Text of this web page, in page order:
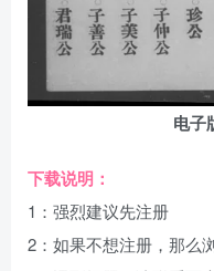
电子
下载说明：
1：强烈建议先注册
2：如果不想注册，那么